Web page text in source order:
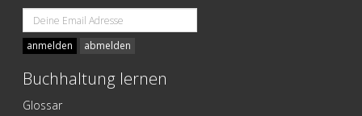
Email
address
anmelden
abmelden
Buchhaltung lernen
Glossar